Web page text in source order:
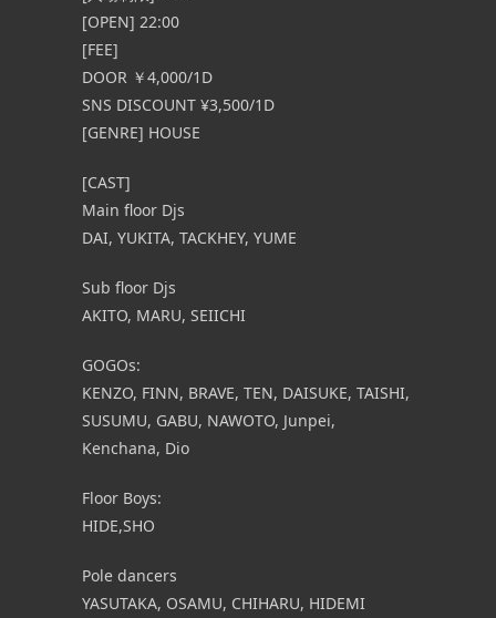
[OPEN] 22:00
[FEE]
DOOR ￥4,000/1D
SNS DISCOUNT ¥3,500/1D
[GENRE] HOUSE
[CAST]
Main floor Djs
DAI, YUKITA, TACKHEY, YUME
Sub floor Djs
AKITO, MARU, SEIICHI
GOGOs:
KENZO, FINN, BRAVE, TEN, DAISUKE, TAISHI,
SUSUMU, GABU, NAWOTO, Junpei,
Kenchana, Dio
Floor Boys:
HIDE,SHO
Pole dancers
YASUTAKA, OSAMU, CHIHARU, HIDEMI